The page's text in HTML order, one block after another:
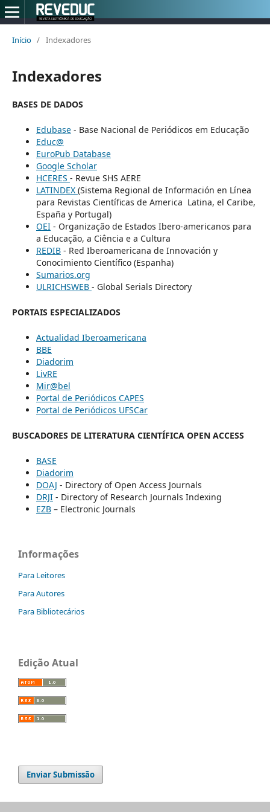
Início / Indexadores
Indexadores
BASES DE DADOS
Edubase- Base Nacional de Periódicos em Educação
Educ@
EuroPub Database
Google Scholar
HCERES - Revue SHS AERE
LATINDEX (Sistema Regional de Información en Línea
para Revistas Científicas de America Latina, el Caribe,
España y Portugal)
OEI- Organização de Estados Ibero-americanos para
a Educação, a Ciência e a Cultura
REDIB- Red Iberoamericana de Innovación y
Conocimiento Científico (Espanha)
Sumarios.org
ULRICHSWEB - Global Serials Directory
PORTAIS ESPECIALIZADOS
Actualidad Iberoamericana
BBE
Diadorim
LivRE
Mir@bel
Portal de Periódicos CAPES
Portal de Periódicos UFSCar
BUSCADORES DE LITERATURA CIENTÍFICA OPEN ACCESS
BASE
Diadorim
DOAJ - Directory of Open Access Journals
DRJI- Directory of Research Journals Indexing
EZB– Electronic Journals
Informações
Para Leitores
Para Autores
Para Bibliotecários
Edição Atual
Enviar Submissão